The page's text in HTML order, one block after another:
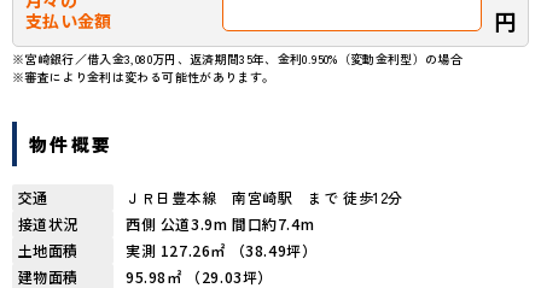
支払い金額
円
※宮崎銀行／借入金3,080万円、返済期間35年、金利0.950%（変動金利型）の場合
※審査により金利は変わる可能性があります。
物件概要
交通
ＪＲ日豊本線 南宮崎駅 まで 徒歩12分
接道状況
西側 公道3.9m 間口約7.4m
土地面積
実測 127.26㎡ （38.49坪）
建物面積
95.98㎡ （29.03坪）